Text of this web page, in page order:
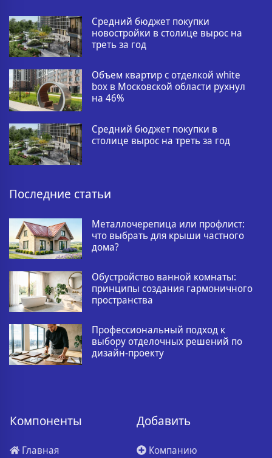
Средний бюджет покупки
новостройки в столице вырос на
треть за год
Объем квартир с отделкой white
box в Московской области рухнул
на 46%
Средний бюджет покупки в
столице вырос на треть за год
Последние статьи
Металлочерепица или профлист:
что выбрать для крыши частного
дома?
Обустройство ванной комнаты:
принципы создания гармоничного
пространства
Профессиональный подход к
выбору отделочных решений по
дизайн-проекту
Компоненты
Главная
Добавить
Компанию